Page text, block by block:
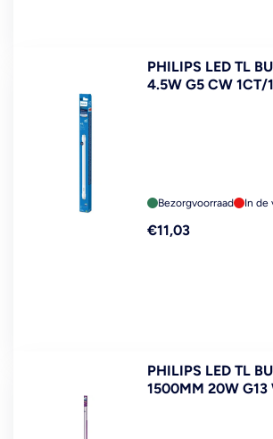
PHILIPS LED TL
4.5W G5 CW 1CT/
Bezorgvoorraad In de
Reguliere
€11,03
PHILIPS LED TL
1500MM 20W G13